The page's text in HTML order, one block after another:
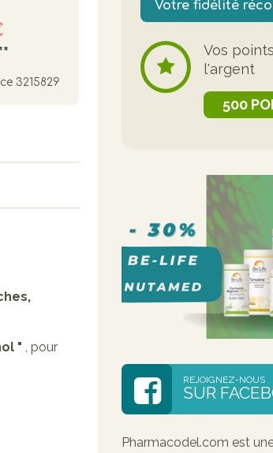
3215829
" , pour
Votre fidélité
Vos
l'argent
500
REJOIGNEZ-NOUS
SUR
Pharmacodel.com est